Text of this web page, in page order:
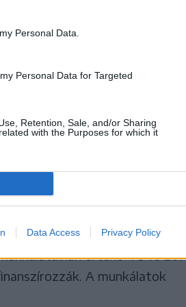
Personal Data.
Personal Data for Targeted
Retention, Sale, and/or Sharing
with the Purposes for which it
Data Access Privacy Policy
hogy a jövő év
és a turisták már
illetve annak
után nyithatják meg. A
értéke 4 346 267
A munkálatok